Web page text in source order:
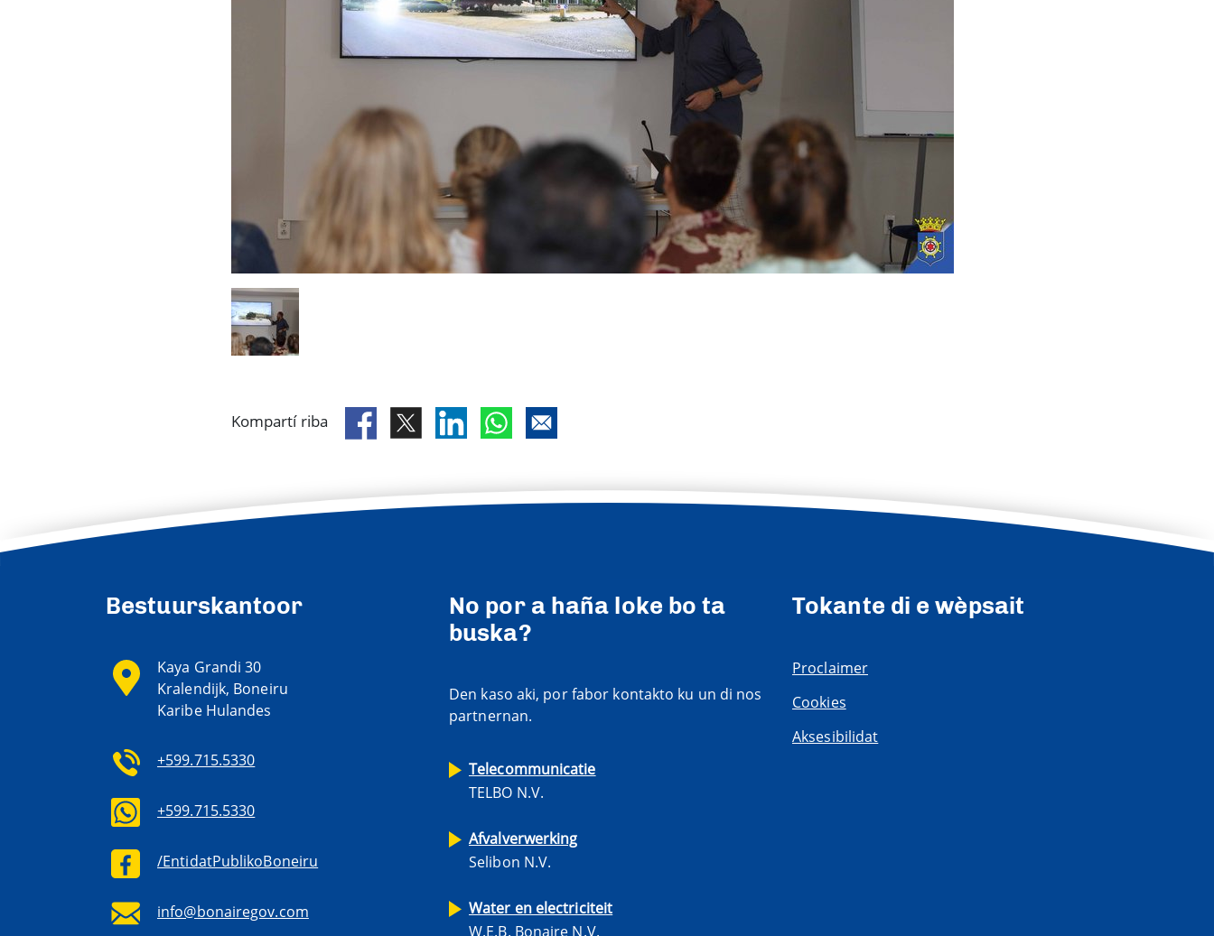
Kompartí riba
Bestuurskantoor
Kaya Grandi 30
Kralendijk, Boneiru
Karibe Hulandes
+599.715.5330
+599.715.5330
/EntidatPublikoBoneiru
info@bonairegov.com
No por a haña loke bo ta
buska?
Den kaso aki, por fabor kontakto ku un di nos
partnernan.
Telecommunicatie
TELBO N.V.
Afvalverwerking
Selibon N.V.
Water en electriciteit
W.E.B. Bonaire N.V.
Tokante di e wèpsait
Proclaimer
Cookies
Aksesibilidat